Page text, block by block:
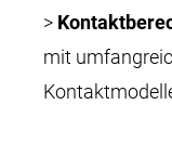
>
mit